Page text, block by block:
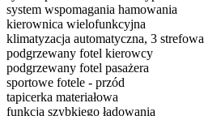
system wspomagania hamowania
kierownica wielofunkcyjna
klimatyzacja automatyczna, 3 strefowa
podgrzewany fotel kierowcy
podgrzewany fotel pasażera
sportowe fotele - przód
tapicerka materiałowa
funkcja szybkiego ładowania